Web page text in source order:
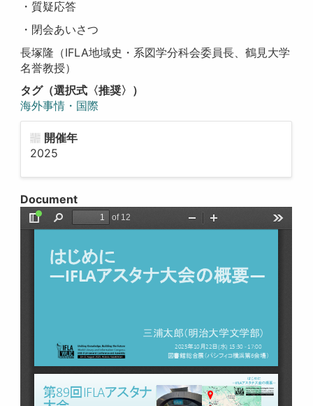
・質疑応答
・閉会あいさつ
長塚隆（IFLA地域史・系図学分科会委員長、鶴見大学
名誉教授）
タグ（選択式〈推奨〉）
海外事情・国際
開催年
2025
Document